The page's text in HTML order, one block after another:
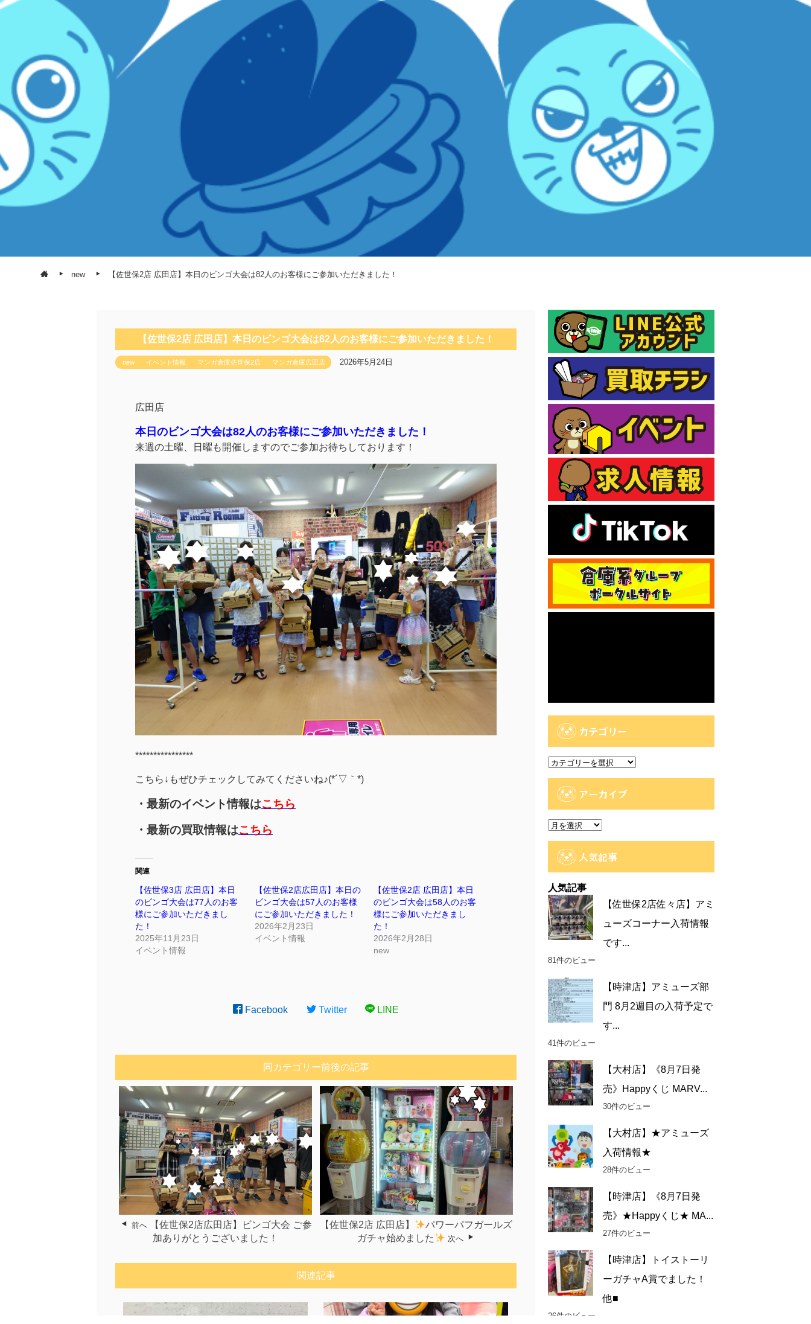
new 【佐世保2店 広田店】本日のビンゴ大会は82人のお客様にご参加いただきました！
【佐世保2店 広田店】本日のビンゴ大会は82人のお客様にご参加いただきました！
new イベント情報 マンガ倉庫佐世保2店 マンガ倉庫広田店 2026年5月24日
広田店
本日のビンゴ大会は82人のお客様にご参加いただきました！
来週の土曜、日曜も開催しますのでご参加お待ちしております！
****************
こちら↓もぜひチェックしてみてくださいね♪(*´▽｀*)
・最新のイベント情報はこちら
・最新の買取情報はこちら
関連
【佐世保3店 広田店】本日
のビンゴ大会は77人のお客
様にご参加いただきまし
た！
2025年11月23日
イベント情報
【佐世保2店広田店】本日の
ビンゴ大会は57人のお客様
にご参加いただきました！
2026年2月23日
イベント情報
【佐世保2店 広田店】本日
のビンゴ大会は58人のお客
様にご参加いただきまし
た！
2026年2月28日
new
Facebook Twitter LINE
同カテゴリー前後の記事
前へ
【佐世保2店広田店】ビンゴ大会 ご参
加ありがとうございました！
【佐世保2店 広田店】
パワーパフガールズ
ガチャ始めました
次へ
関連記事
カテゴリー
カ
アーカイブ
ア
人気記事
人気記事
【佐世保2店佐々店】アミ
ューズコーナー入荷情報
です...
81件のビュー
【時津店】アミューズ部
門 8月2週目の入荷予定で
す...
41件のビュー
【大村店】《8月7日発
売》Happyくじ MARV...
30件のビュー
【大村店】★アミューズ
入荷情報★
28件のビュー
【時津店】《8月7日発
売》★Happyくじ★ MA...
27件のビュー
【時津店】トイストーリ
ーガチャA賞でました！
他■
26件のビュー